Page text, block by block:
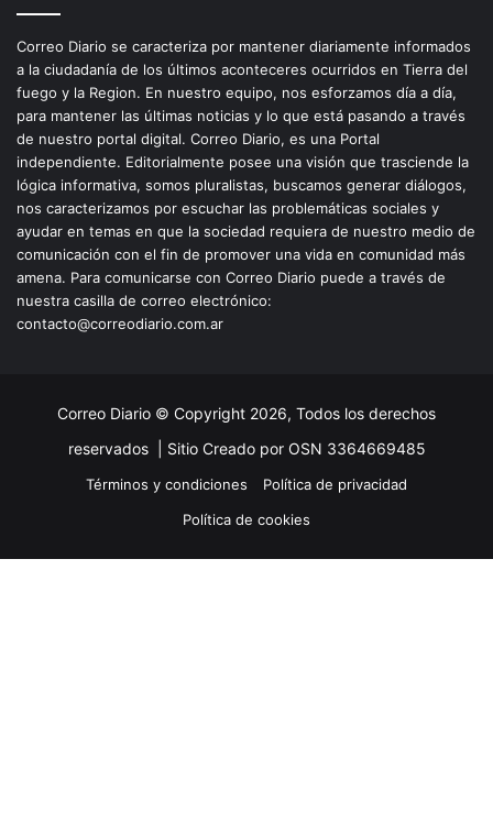
Correo Diario se caracteriza por mantener diariamente informados
a la ciudadanía de los últimos aconteceres ocurridos en Tierra del
fuego y la Region. En nuestro equipo, nos esforzamos día a día,
para mantener las últimas noticias y lo que está pasando a través
de nuestro portal digital. Correo Diario, es una Portal
independiente. Editorialmente posee una visión que trasciende la
lógica informativa, somos pluralistas, buscamos generar diálogos,
nos caracterizamos por escuchar las problemáticas sociales y
ayudar en temas en que la sociedad requiera de nuestro medio de
comunicación con el fin de promover una vida en comunidad más
amena. Para comunicarse con Correo Diario puede a través de
nuestra casilla de correo electrónico:
contacto@correodiario.com.ar
Correo Diario © Copyright 2026, Todos los derechos
reservados | Sitio Creado por OSN 3364669485
Términos y condiciones
Política de privacidad
Política de cookies